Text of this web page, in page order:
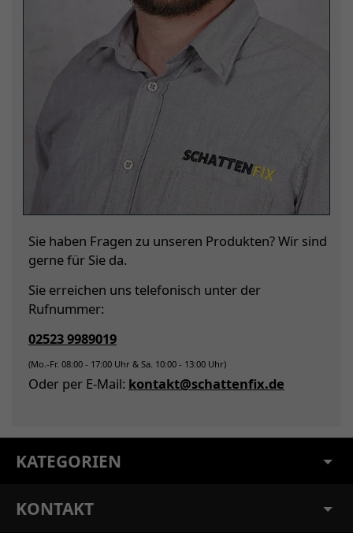
Sie haben Fragen zu unseren Produkten? Wir sind
gerne für Sie da.
Sie erreichen uns telefonisch unter der
Rufnummer:
02523 9989019
(Mo.-Fr. 08:00 - 17:00 Uhr & Sa. 10:00 - 13:00 Uhr)
Oder per E-Mail: kontakt@schattenfix.de
KATEGORIEN
KONTAKT